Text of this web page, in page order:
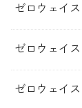
ゼロウェイ
ゼロウェイ
ゼロウェイ